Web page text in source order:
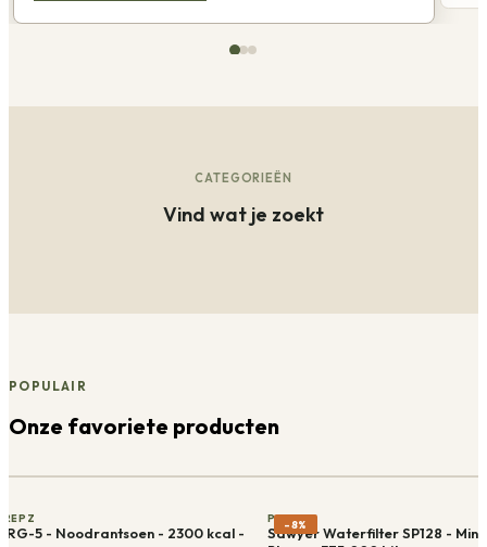
CATEGORIEËN
Vind wat je zoekt
POPULAIR
Onze favoriete producten
5 - Noodrantsoen - 2300 kcal -
-8%
PREPZ
Sawyer Waterfilter SP128 - Mini